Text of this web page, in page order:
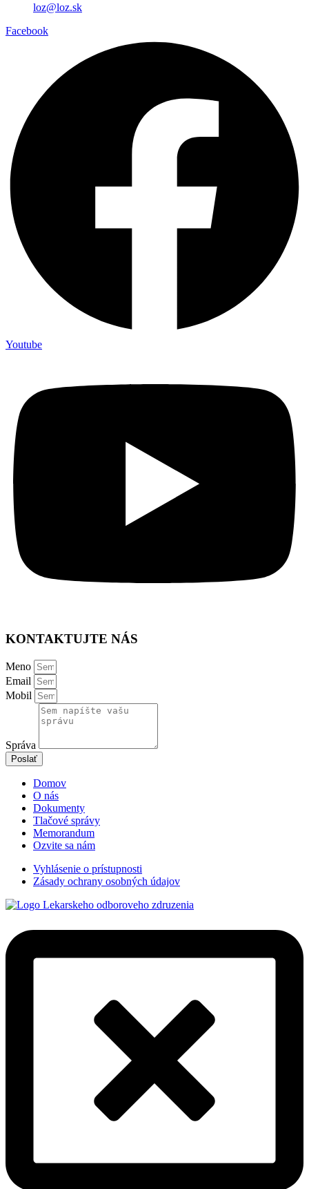
loz@loz.sk
Facebook
Youtube
KONTAKTUJTE NÁS
Meno
Email
Mobil
Správa
Poslať
Domov
O nás
Dokumenty
Tlačové správy
Memorandum
Ozvite sa nám
Vyhlásenie o prístupnosti
Zásady ochrany osobných údajov